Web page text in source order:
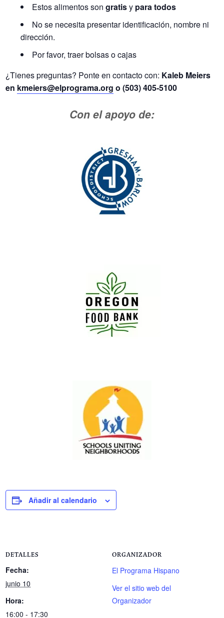
Estos alimentos songratisy para todos
No se necesita presentar identificación, nombre ni
dirección.
Por favor, traer bolsas o cajas
¿Tienes preguntas? Ponte en contacto con: Kaleb Meiers
en kmeiers@elprograma.org o (503) 405-5100
Con el apoyo de:
Añadir al calendario
DETALLES
Fecha:
junio 10
Hora:
16:00 - 17:30
ORGANIZADOR
El Programa Hispano
Ver el sitio web del
Organizador